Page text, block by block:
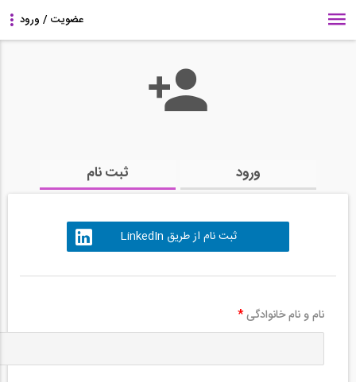
ورود ثبت نام
ثبت نام از طریق LinkedIn
نام و نام خانوادگی*